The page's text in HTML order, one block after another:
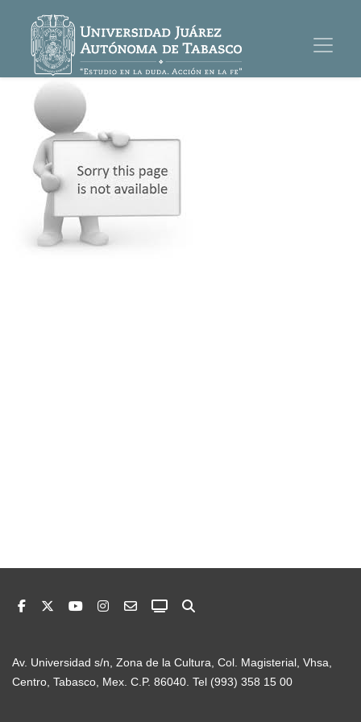
Av. Universidad s/n, Zona de la Cultura, Col. Magisterial, Vhsa,
Centro, Tabasco, Mex. C.P. 86040. Tel (993) 358 15 00